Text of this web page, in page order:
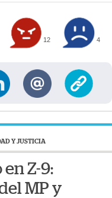
12 4
Y JUSTICIA
Z-9:
MP y